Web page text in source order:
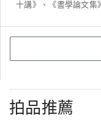
十講》、《書學論文集
拍品推薦